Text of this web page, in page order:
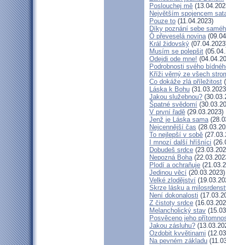
Poslouchej mě
Největším spojencem
Pouze to (11.04.2023)
Díky poznání sebe
Ó převeselá novina
Král židovský
Musím se polepšit
Odejdi ode mne!
Podrobnosti svého
Kříži věrný ze všech
Co dokáže zlá příležitost
Láska k Bohu
Jakou služebnou?
Špatné svědomí
V první řadě (29.03.2023)
Jenž je Láska sama
Nejcennější čas
To nejlepší v sobě
I mnozí další hříšníci
Dobudeš srdce
Nepozná Boha
Plodí a ochraňuje
Jedinou věcí (20.03.2023)
Velké zlodějství
Skrze lásku a
Není dokonalosti
Z čistoty srdce
Melancholický stav
Posvěceno jeho
Jakou zásluhu?
Ozdobit kvvětinami
Na pevném základu